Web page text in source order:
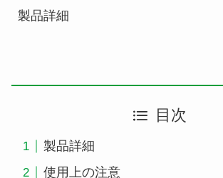
製品詳細
目次
製品詳細
使用上の注意